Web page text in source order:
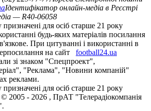
Ідентифікатор онлайн-медіа в Реєстрі
— R40-06058
призначені для осіб старше 21 року
будь-яких матеріалів посилання
При цитуванні і використанні в
на сайт
football24.ua
зі знаком "Спецпроект",
"Реклама", "Новини компаній"
реклами.
призначені для осіб старше 21 року
© 2005 - 2026 , ПрАТ "Телерадіокомпанія